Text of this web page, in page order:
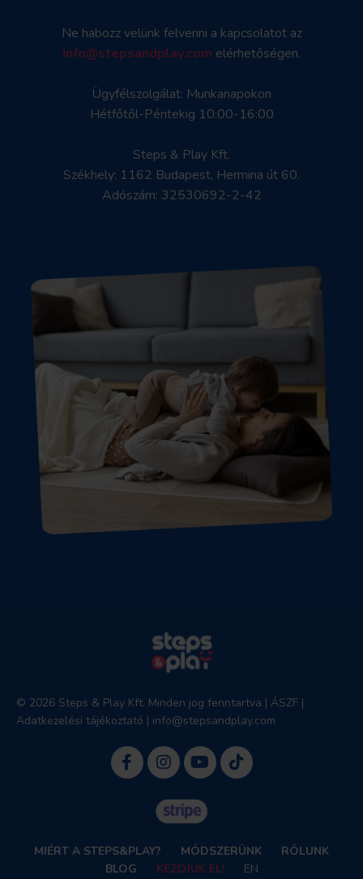
Ne habozz velünk felvenni a kapcsolatot az
info@stepsandplay.com elérhetőségen.
Ügyfélszolgálat: Munkanapokon
Hétfőtől-Péntekig 10:00-16:00
Steps & Play Kft.
Székhely: 1162 Budapest, Hermina út 60.
Adószám: 32530692-2-42
© 2026 Steps & Play Kft. Minden jog fenntartva | ÁSZF |
Adatkezelési tájékoztató | info@stepsandplay.com
MIÉRT A STEPS&PLAY? MÓDSZERÜNK
RÓLUNK
BLOG
KEZDJÜK EL! EN